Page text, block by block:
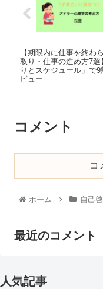
【期限内に仕事を終わ
取り・仕事の進め方7選
りとスケジュール」で
ビュー
コメント
コ
ホーム 自己
最近のコメント
人気記事